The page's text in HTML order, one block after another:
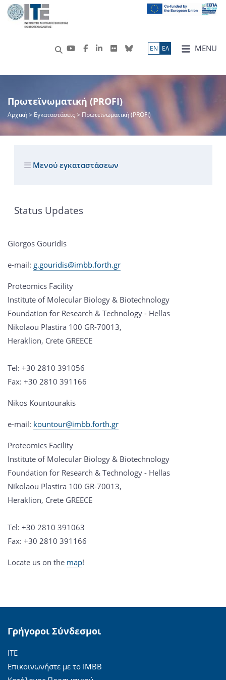
MENU
ΕN ΕΛ
Πρωτεϊνωματική (PROFI)
Αρχική> Εγκαταστάσεις > Πρωτεϊνωματική (PROFI)
Μενού εγκαταστάσεων
Status Updates
Giorgos Gouridis
e-mail: g.gouridis@imbb.forth.gr
Proteomics Facility
Institute of Molecular Biology & Biotechnology
Foundation for Research & Technology - Hellas
Nikolaou Plastira 100 GR-70013,
Heraklion, Crete GREECE
Tel: +30 2810 391056
Fax: +30 2810 391166
Nikos Kountourakis
e-mail: kountour@imbb.forth.gr
Proteomics Facility
Institute of Molecular Biology & Biotechnology
Foundation for Research & Technology - Hellas
Nikolaou Plastira 100 GR-70013,
Heraklion, Crete GREECE
Tel: +30 2810 391063
Fax: +30 2810 391166
Locate us on the map!
Γρήγοροι Σύνδεσμοι
ΙΤΕ
Επικοινωνήστε με το ΙΜΒΒ